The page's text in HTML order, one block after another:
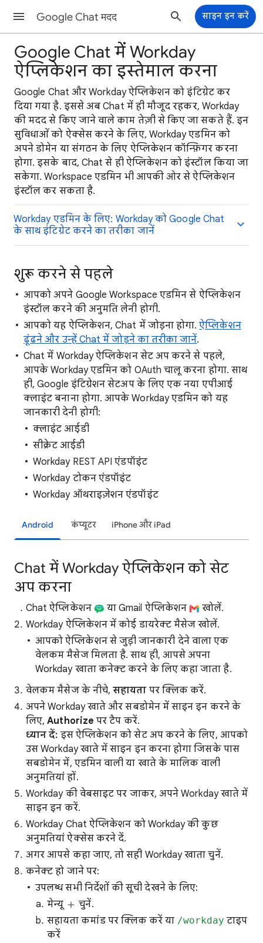
Google Chat मदद साइन इन करें
Google Chat में Workday
ऐप्लिकेशन का इस्तेमाल करना
Google Chat और Workday ऐप्लिकेशन को इंटिग्रेट कर
दिया गया है. इससे अब Chat में ही मौजूद रहकर, Workday
की मदद से किए जाने वाले काम तेज़ी से किए जा सकते हैं. इन
सुविधाओं को ऐक्सेस करने के लिए, Workday एडमिन को
अपने डोमेन या संगठन के लिए ऐप्लिकेशन कॉन्फ़िगर करना
होगा. इसके बाद, Chat से ही ऐप्लिकेशन को इंस्टॉल किया जा
सकेगा. Workspace एडमिन भी आपकी ओर से ऐप्लिकेशन
इंस्टॉल कर सकता है.
Workday एडमिन के लिए: Workday को Google Chat
के साथ इंटिग्रेट करने का तरीका जानें
शुरू करने से पहले
आपको अपने Google Workspace एडमिन से ऐप्लिकेशन
इंस्टॉल करने की अनुमति लेनी होगी.
आपको यह ऐप्लिकेशन, Chat में जोड़ना होगा.ऐप्लिकेशन
ढूंढने और उन्हें Chat में जोड़ने का तरीका जानें.
Chat में Workday ऐप्लिकेशन सेट अप करने से पहले,
आपके Workday एडमिन को OAuth चालू करना होगा. साथ
ही, Google इंटिग्रेशन सेटअप के लिए एक नया एपीआई
क्लाइंट बनाना होगा. आपके Workday एडमिन को यह
जानकारी देनी होगी:
क्लाइंट आईडी
सीक्रेट आईडी
Workday REST API एंडपॉइंट
Workday टोकन एंडपॉइंट
Workday ऑथराइज़ेशन एंडपॉइंट
Android कंप्यूटर iPhone और iPad
Chat में Workday ऐप्लिकेशन को सेट
अप करना
Chat ऐप्लिकेशन या Gmail ऐप्लिकेशन
खोलें.
Workday ऐप्लिकेशन में कोई डायरेक्ट मैसेज खोलें.
आपको ऐप्लिकेशन से जुड़ी जानकारी देने वाला एक
वेलकम मैसेज मिलता है. साथ ही, आपसे अपना
Workday खाता कनेक्ट करने के लिए कहा जाता है.
वेलकम मैसेज के नीचे,सहायता पर क्लिक करें.
अपने Workday खाते और सबडोमेन में साइन इन करने के
लिए,Authorize पर टैप करें.
ध्यान दें: इस ऐप्लिकेशन को सेट अप करने के लिए, आपको
उस Workday खाते में साइन इन करना होगा जिसके पास
सबडोमेन में, एडमिन वाली या खाते के मालिक वाली
अनुमतियां हों.
Workday की वेबसाइट पर जाकर, अपने Workday खाते में
साइन इन करें.
Workday Chat ऐप्लिकेशन को Workday की कुछ
अनुमतियां ऐक्सेस करने दें.
अगर आपसे कहा जाए, तो सही Workday खाता चुनें.
कनेक्ट हो जाने पर:
उपलब्ध सभी निर्देशों की सूची देखने के लिए:
मेन्यू
चुनें.
सहायता कमांड पर क्लिक करें या /workday टाइप
करें